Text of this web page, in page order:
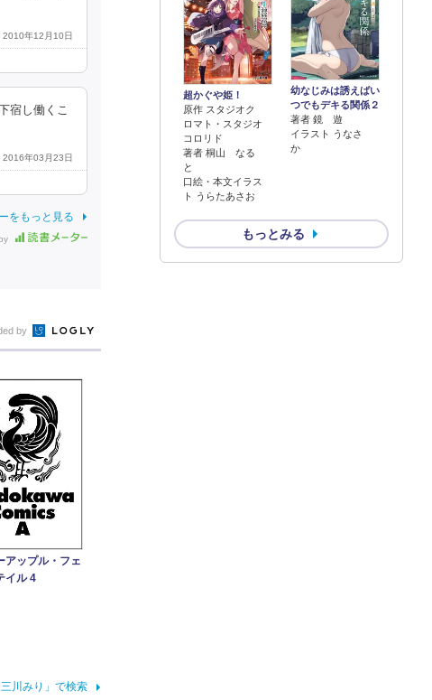
2010年12月10日
宿し働くこ
2016年03月23日
をもっと見る
超かぐや姫！
原作 スタジオク
ロマト・スタジオ
コロリド
著者 桐山 なる
と
口絵・本文イラス
ト うらたあさお
幼なじみは誘えばい
つでもデキる関係２
著者 鏡 遊
イラスト うなさ
か
もっとみる
by
アップル・フェ
イル 4
川みり」で検索